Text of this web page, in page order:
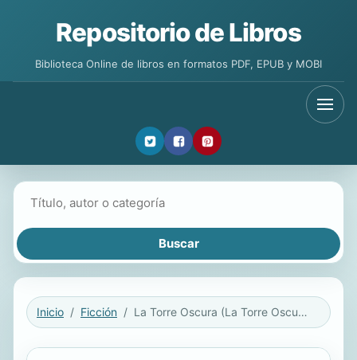
Repositorio de Libros
Biblioteca Online de libros en formatos PDF, EPUB y MOBI
Inicio Ficción La Torre Oscura (La Torre Oscura 7)